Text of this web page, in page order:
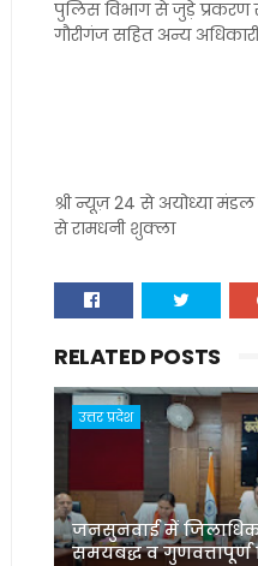
पुलिस विभाग से जुड़े प्रकरण
गौरीगंज सहित अन्य
श्री न्यूज़ 24 से अयोध्या
से रामधनी शुक्ला
RELATED POSTS
उत्तर प्रदेश
जनसुनवाई में
समयबद्ध व गुणवत्तापूर्ण